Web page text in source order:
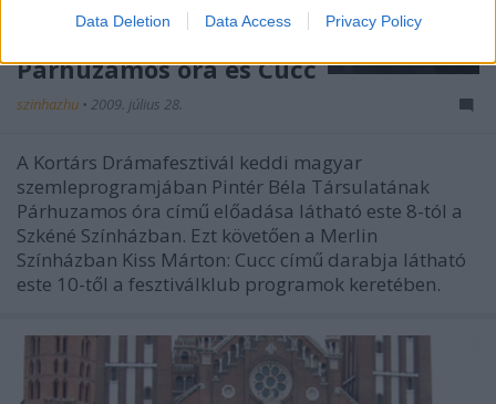
Data Deletion Data Access Privacy Policy
Párhuzamos óra és Cucc
szinhazhu • 2009. július 28.
A Kortárs Drámafesztivál keddi magyar
szemleprogramjában Pintér Béla Társulatának
Párhuzamos óra című előadása látható este 8-tól a
Szkéné Színházban. Ezt követően a Merlin
Színházban Kiss Márton: Cucc című darabja látható
este 10-től a fesztiválklub programok keretében.